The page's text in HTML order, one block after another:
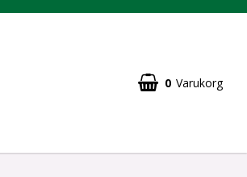
0 Varukorg